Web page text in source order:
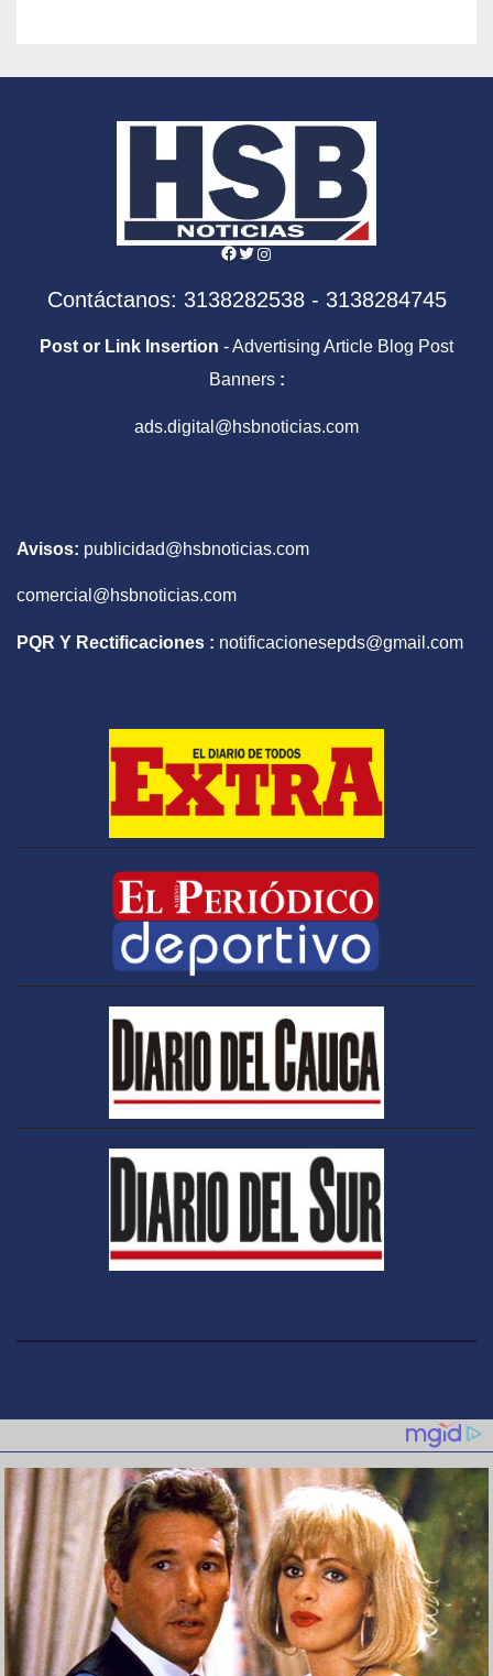
Facebook
Twitter
Instagram
Contáctanos: 3138282538 - 3138284745
Post or Link Insertion - Advertising Article Blog Post
Banners :
ads.digital@hsbnoticias.com
Avisos: publicidad@hsbnoticias.com
comercial@hsbnoticias.com
PQR Y Rectificaciones : notificacionesepds@gmail.com